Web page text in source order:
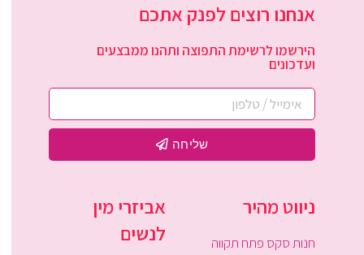
אנחנו רוצים לפנק אתכם
הירשמו לרשימת התפוצה ותהנו ממבצעים
ועדכונים
שליחה
ניווט מהיר
חנות סקס פתח תקווה
אביזרי מין
לנשים